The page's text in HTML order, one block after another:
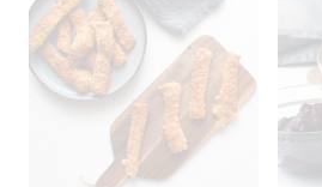
MEGBOLONDÍTVA